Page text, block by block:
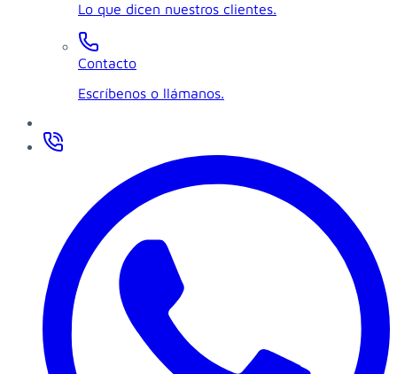
Lo que dicen nuestros clientes.
Contacto
Escríbenos o llámanos.